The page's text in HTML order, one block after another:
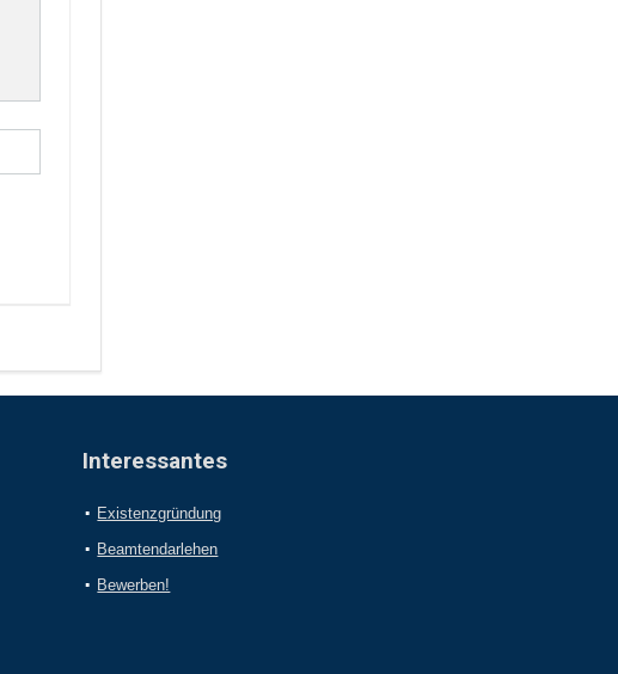
Interessantes
Existenzgründung
Beamtendarlehen
Bewerben!